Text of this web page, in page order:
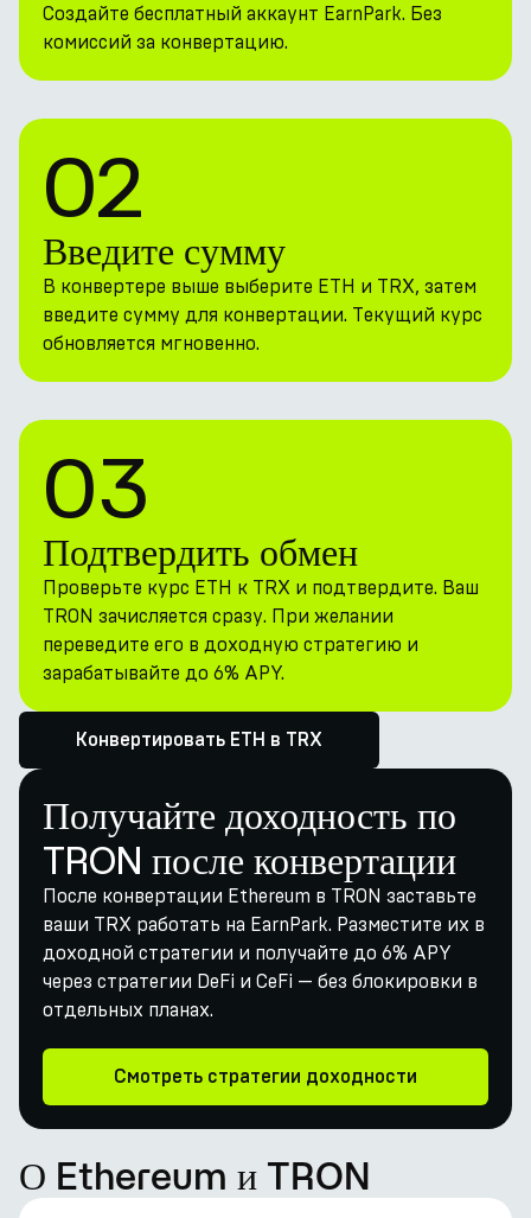
Создайте бесплатный аккаунт EarnPark. Без
комиссий за конвертацию.
02
Введите сумму
В конвертере выше выберите ETH и TRX, затем
введите сумму для конвертации. Текущий курс
обновляется мгновенно.
03
Подтвердить обмен
Проверьте курс ETH к TRX и подтвердите. Ваш
TRON зачисляется сразу. При желании
переведите его в доходную стратегию и
зарабатывайте до 6% APY.
Конвертировать ETH в TRX
Получайте доходность по
TRON после конвертации
После конвертации Ethereum в TRON заставьте
ваши TRX работать на EarnPark. Разместите их в
доходной стратегии и получайте до 6% APY
через стратегии DeFi и CeFi — без блокировки в
отдельных планах.
Смотреть стратегии доходности
О Ethereum и TRON